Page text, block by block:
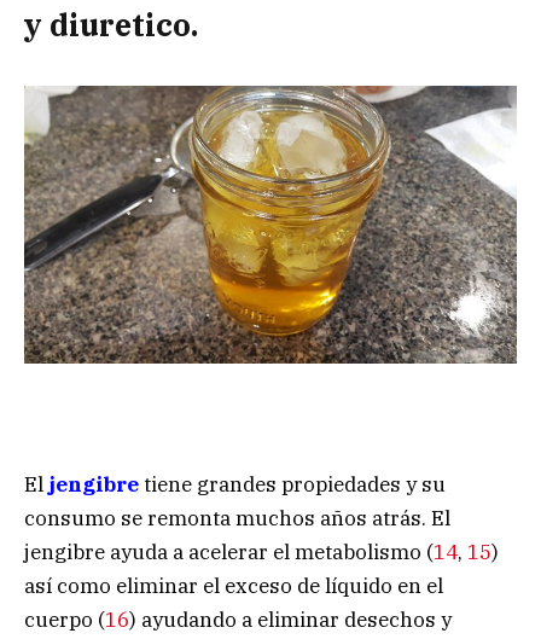
y diuretico.
El jengibretiene grandes propiedades y su
consumo se remonta muchos años atrás. El
jengibre ayuda a acelerar el metabolismo (14, 15)
así como eliminar el exceso de líquido en el
cuerpo (16) ayudando a eliminar desechos y